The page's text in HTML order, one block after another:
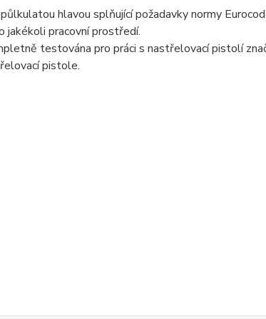
hlavou splňující požadavky normy
jakékoli pracovní prostředí.
testována pro práci s nastřelovací pistolí
pistole.